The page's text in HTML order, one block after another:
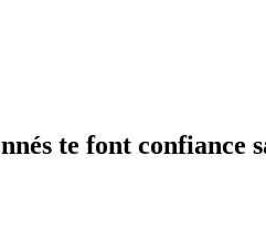
te font confiance